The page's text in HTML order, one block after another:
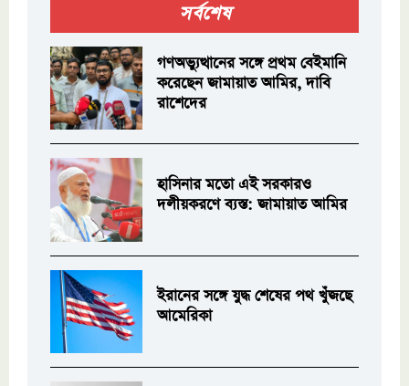
সর্বশেষ
গণঅভ্যুত্থানের সঙ্গে প্রথম বেইমানি
করেছেন জামায়াত আমির, দাবি
রাশেদের
হাসিনার মতো এই সরকারও
দলীয়করণে ব্যস্ত: জামায়াত আমির
ইরানের সঙ্গে যুদ্ধ শেষের পথ খুঁজছে
আমেরিকা